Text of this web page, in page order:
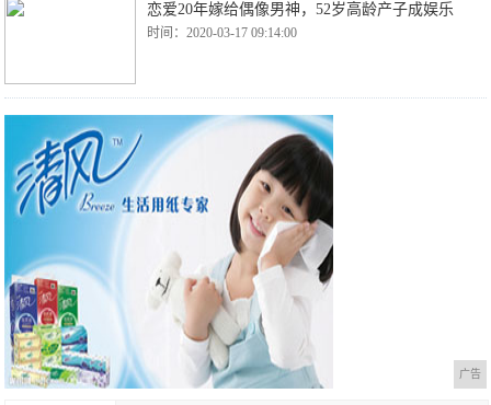
恋爱20年嫁给偶像男神，52岁高龄产子成娱乐
时间：2020-03-17 09:14:00
广告